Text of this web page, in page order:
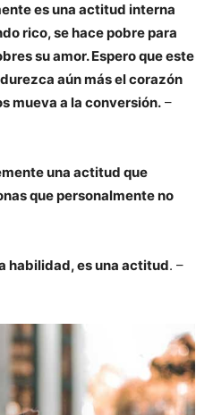
es una actitud interna
rico, se hace pobre para
su amor. Espero que este
aún más el corazón
mueva a la conversión. –
una actitud que
que personalmente no
habilidad, es una actitud. –